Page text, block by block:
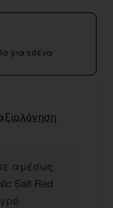
για εσένα
αμέσως
Salt Red